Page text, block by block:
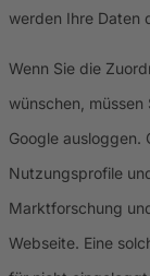
werden Ihre Daten
Wenn Sie die
wünschen,
Google ausloggen.
Nutzungsprofile
Marktforschung
Webseite. Eine